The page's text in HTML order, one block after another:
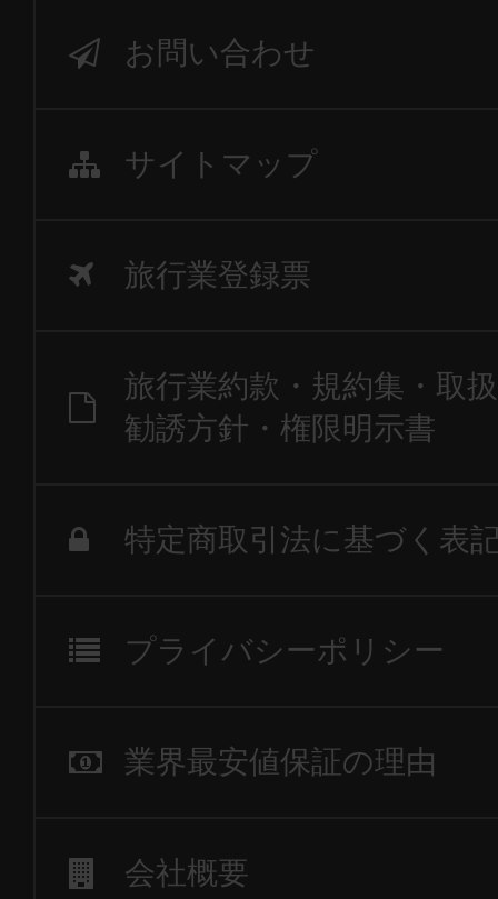
お問い合わせ
サイトマップ
旅行業登録票
旅行業約款・規約集・取
勧誘方針・権限明示書
特定商取引法に基づく表
プライバシーポリシー
業界最安値保証の理由
会社概要